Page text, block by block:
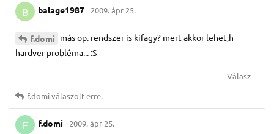
B balage1987 2009. ápr 25.
f.​domi más op. rendszer is kifagy? mert akkor lehet,h
hardver probléma... :S
Válasz
f.​domiválaszolt erre.
F f.​domi 2009. ápr 25.